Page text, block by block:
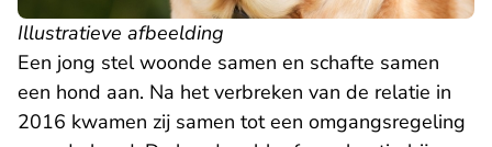
Illustratieve afbeelding
Een jong stel woonde samen en schafte samen
een hond aan. Na het verbreken van de relatie in
2016 kwamen zij samen tot een omgangsregeling